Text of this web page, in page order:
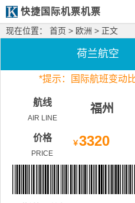
快捷国际机票机票
现在位置： 首页 > 欧洲 > 正文
荷兰航空
*提示：国际航班变动比
航线
AIR LINE
福州
价格
PRICE
￥3320